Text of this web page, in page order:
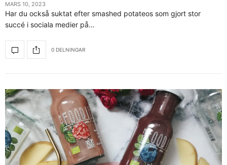
MARS 10, 2023
Har du också suktat efter smashed potateos som gjort stor
succé i sociala medier på…
0 DELNINGAR